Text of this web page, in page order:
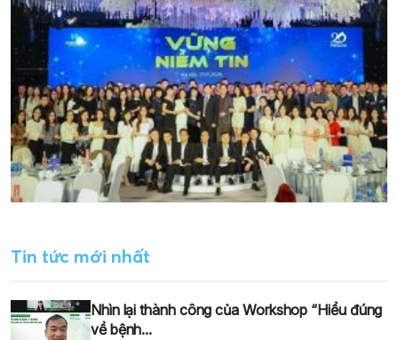
Tin tức mới nhất
Nhìn lại thành công của Workshop “Hiểu đúng
về bệnh...